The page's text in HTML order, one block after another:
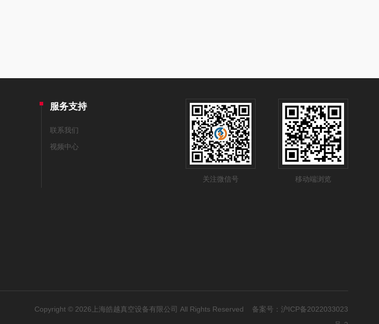
服务支持
联系我们
视频中心
关注微信号 移动端浏览
Copyright © 2026上海皓越真空设备有限公司 All Rights Reserved 备案号： 沪ICP备2022033023